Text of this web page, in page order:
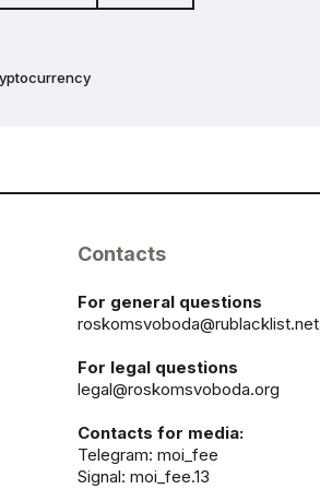
Contacts
For general questions
roskomsvoboda@rublacklist.net
For legal questions
legal@roskomsvoboda.org
Contacts for media:
Telegram: moi_fee
Signal: moi_fee.13